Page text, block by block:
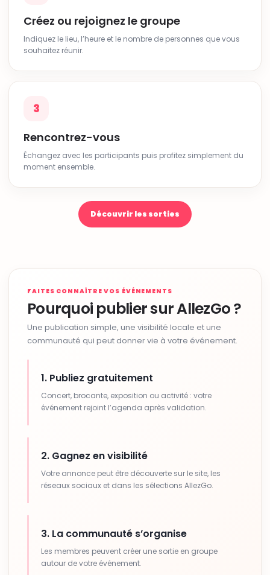
Créez ou rejoignez le groupe
Indiquez le lieu, l’heure et le nombre de personnes que vous
souhaitez réunir.
3
Rencontrez-vous
Échangez avec les participants puis profitez simplement du
moment ensemble.
Découvrir les sorties
FAITES CONNAÎTRE VOS ÉVÉNEMENTS
Pourquoi publier sur AllezGo ?
Une publication simple, une visibilité locale et une
communauté qui peut donner vie à votre événement.
1. Publiez gratuitement
Concert, brocante, exposition ou activité : votre
événement rejoint l’agenda après validation.
2. Gagnez en visibilité
Votre annonce peut être découverte sur le site, les
réseaux sociaux et dans les sélections AllezGo.
3. La communauté s’organise
Les membres peuvent créer une sortie en groupe
autour de votre événement.